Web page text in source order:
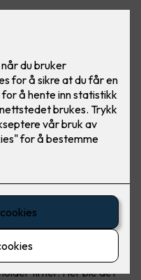
er en felles kantine
til her. Her ble det